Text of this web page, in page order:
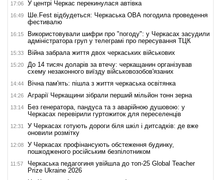
17:06 У центрі Черкас перекинулася автівка
16:49
Ше.Fest відбудеться: Черкаська ОВА погодила проведення
фестивалю
16:15
Використовували шифри про "погоду": у Черкасах засудили
адміністратора груп у телеграмі про пересування ТЦК
15:33 Війна забрала життя двох черкаських військових
15:20
До 14 тисяч доларів за втечу: черкащанин організував
схему незаконного виїзду військовозобов'язаних
14:44 Вічна пам'ять: пішла з життя черкаська освітянка
14:26 Аграрії Черкащини зібрали перший мільйон тонн зерна
13:14
Без генератора, пандуса та з аварійною душовою: у
Черкасах перевірили гуртожиток для переселенців
12:31
У Черкасах готують дороги біля шкіл і дитсадків: де вже
оновили розмітку
12:08
У Черкасах профінансують обстеження будинку,
пошкодженого російським безпілотником
11:57
Черкаська педагогиня увійшла до топ-25 Global Teacher
Prize Ukraine 2026